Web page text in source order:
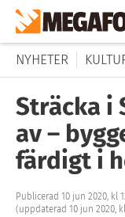
NYHETER
Sträcka i
av –
färdigt i
Publicerad 10 jun 2020, kl
(uppdaterad 10 jun 2020, kl